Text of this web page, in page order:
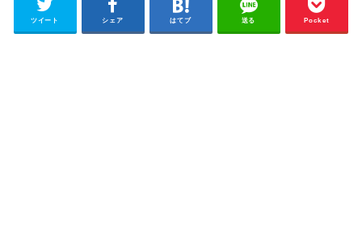
ツイート シェア はてブ 送る Pocket